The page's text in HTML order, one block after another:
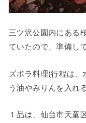
三ツ沢公園内にある
ていたので、準備し
ズボラ料理(行程は、
う油やみりんを入れ
１品は、仙台市天童